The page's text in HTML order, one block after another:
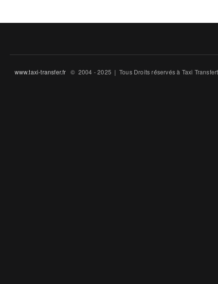
www.taxi-transfer.fr © 2004 - 2025 | Tous Droits ré́servés à Taxi